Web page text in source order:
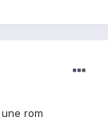
rom